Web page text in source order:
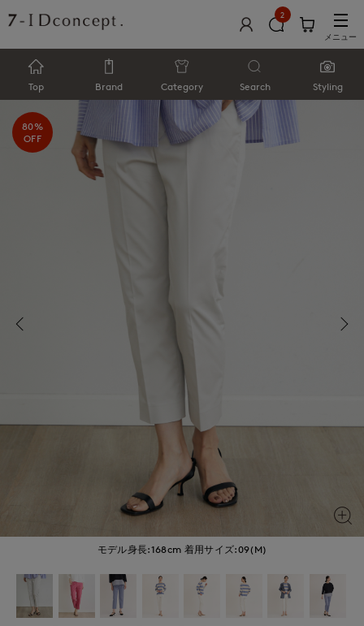
2
メニュー
Top Brand Category Search Styling
モデル身長:168cm 着用サイズ:09(M)
80%
OFF